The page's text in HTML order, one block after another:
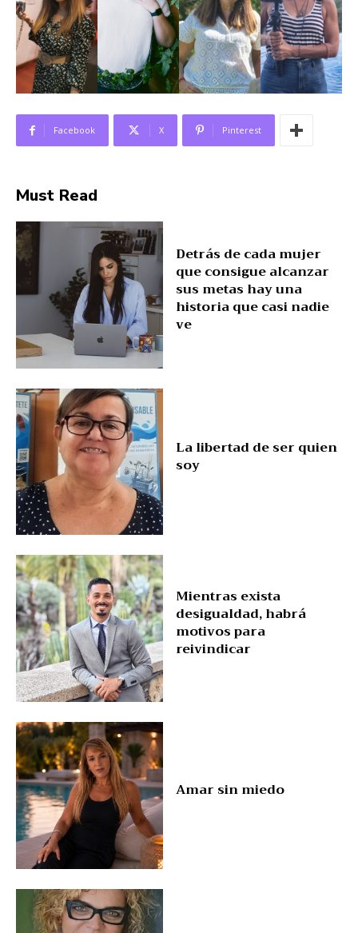
Facebook X Pinterest
Must Read
Detrás de cada mujer
que consigue alcanzar
sus metas hay una
historia que casi nadie
ve
La libertad de ser quien
soy
Mientras exista
desigualdad, habrá
motivos para
reivindicar
Amar sin miedo